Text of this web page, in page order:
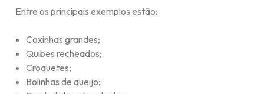
Entre os principais exemplos estão:
Coxinhas grandes;
Quibes recheados;
Croquetes;
Bolinhas de queijo;